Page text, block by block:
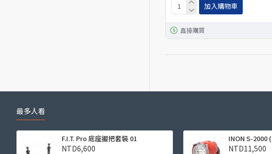
加入購物車
直接購買
最多人看
F.I.T. Pro 底座握把套裝 01
NTD6,600
INON S-2000
NTD11,500